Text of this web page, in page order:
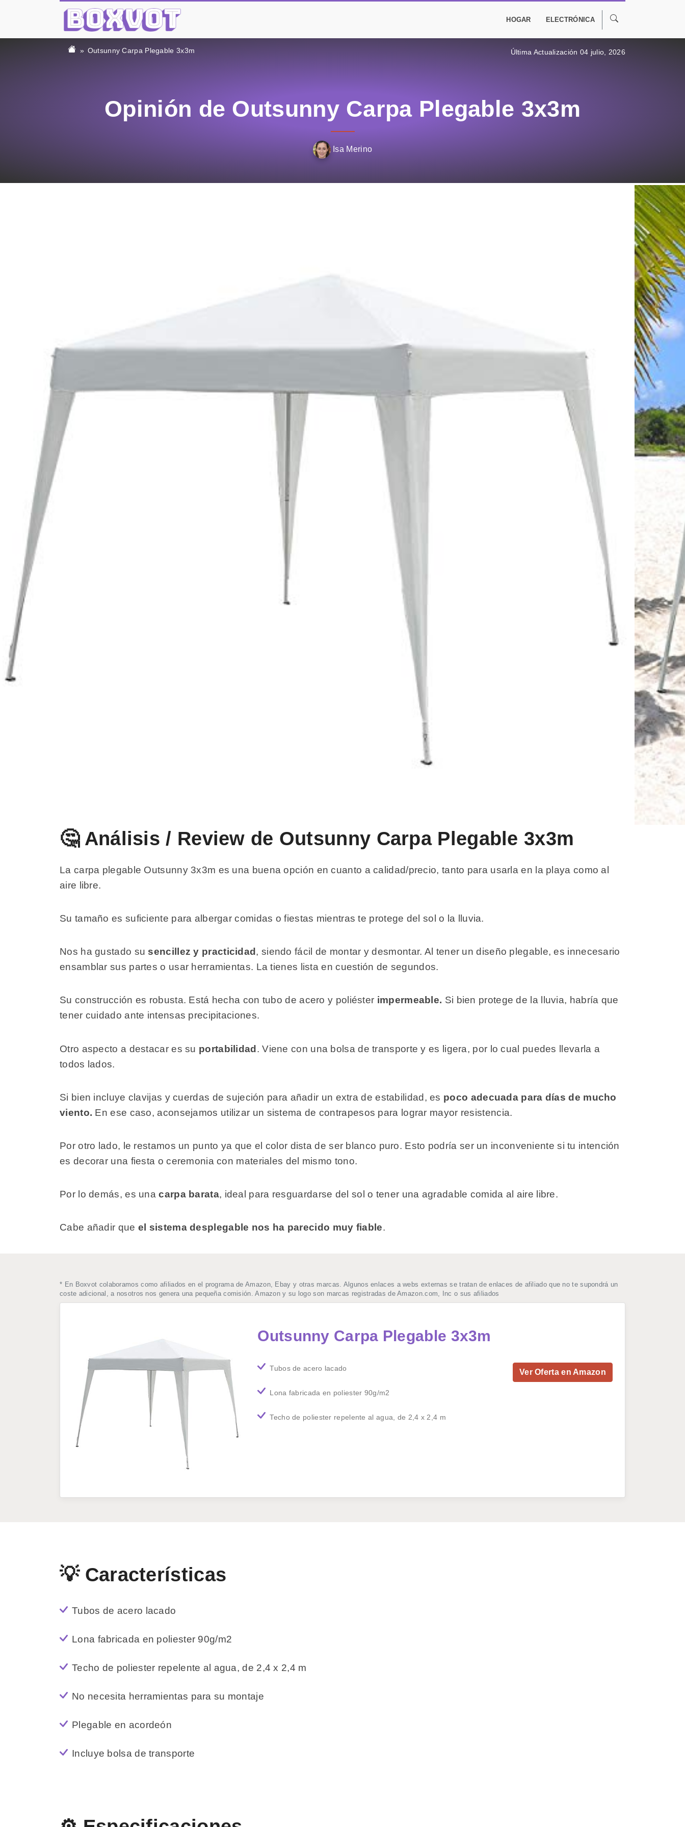
HOGAR ELECTRÓNICA
Outsunny Carpa Plegable 3x3m Última Actualización 04 julio, 2026
Opinión de Outsunny Carpa Plegable 3x3m
Isa Merino
🤔 Análisis / Review de Outsunny Carpa Plegable 3x3m
La carpa plegable Outsunny 3x3m es una buena opción en cuanto a calidad/precio, tanto para usarla en la playa como al
aire libre.
Su tamaño es suficiente para albergar comidas o fiestas mientras te protege del sol o la lluvia.
Nos ha gustado su sencillez y practicidad , siendo fácil de montar y desmontar. Al tener un diseño plegable, es innecesario
ensamblar sus partes o usar herramientas. La tienes lista en cuestión de segundos.
Su construcción es robusta. Está hecha con tubo de acero y poliéster impermeable. Si bien protege de la lluvia, habría que
tener cuidado ante intensas precipitaciones.
Otro aspecto a destacar es su portabilidad. Viene con una bolsa de transporte y es ligera, por lo cual puedes llevarla a
todos lados.
Si bien incluye clavijas y cuerdas de sujeción para añadir un extra de estabilidad, es poco adecuada para días de mucho
viento. En ese caso, aconsejamos utilizar un sistema de contrapesos para lograr mayor resistencia.
Por otro lado, le restamos un punto ya que el color dista de ser blanco puro. Esto podría ser un inconveniente si tu intención
es decorar una fiesta o ceremonia con materiales del mismo tono.
Por lo demás, es unacarpa barata, ideal para resguardarse del sol o tener una agradable comida al aire libre.
Cabe añadir que el sistema desplegable nos ha parecido muy fiable.
* En Boxvot colaboramos como afiliados en el programa de Amazon, Ebay y otras marcas. Algunos enlaces a webs externas se tratan de enlaces de afiliado que no te supondrá un
coste adicional, a nosotros nos genera una pequeña comisión. Amazon y su logo son marcas registradas de Amazon.com, Inc o sus afiliados
Outsunny Carpa Plegable 3x3m
Tubos de acero lacado
Lona fabricada en poliester 90g/m2
Techo de poliester repelente al agua, de 2,4 x 2,4 m
Ver Oferta en Amazon
💡 Características
Tubos de acero lacado
Lona fabricada en poliester 90g/m2
Techo de poliester repelente al agua, de 2,4 x 2,4 m
No necesita herramientas para su montaje
Plegable en acordeón
Incluye bolsa de transporte